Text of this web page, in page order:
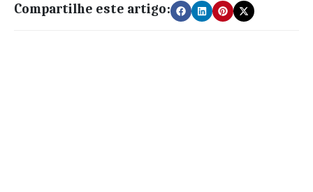
Compartilhe este artigo: